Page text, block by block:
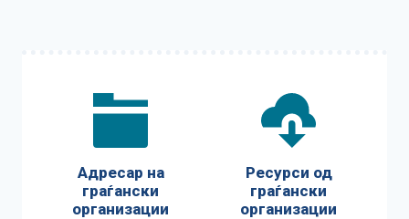
Адресар на
граѓански
организации
Ресурси од
граѓански
организации